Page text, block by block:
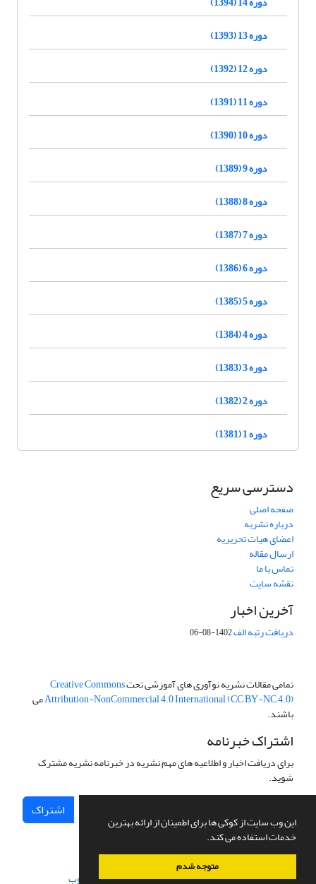
این وب سایت از کوکی ها برای اطمینان از ارائه بهترین
خدمات استفاده می کند.
متوجه شدم
دوره 13 (1393)
دوره 12 (1392)
دوره 11 (1391)
دوره 10 (1390)
دوره 9 (1389)
دوره 8 (1388)
دوره 7 (1387)
دوره 6 (1386)
دوره 5 (1385)
دوره 4 (1384)
دوره 3 (1383)
دوره 2 (1382)
دوره 1 (1381)
دسترسی سریع
صفحه اصلی
درباره نشریه
اعضای هیات تحریریه
ارسال مقاله
تماس با ما
نقشه سایت
آخرین اخبار
دریافت رتبه الف1402-08-06
تمامی مقالات نشریه نوآوری های آموزشی تحتCreative Commons
Attribution-NonCommercial 4.0 International (CC BY-NC 4.0)می
باشند.
اشتراک خبرنامه
برای دریافت اخبار و اطلاعیه های مهم نشریه در خبرنامه نشریه مشترک
شوید.
اشتراک
سامانه مدیریت نشریات علمی.طراحی و پیاده سازی از سیناوب